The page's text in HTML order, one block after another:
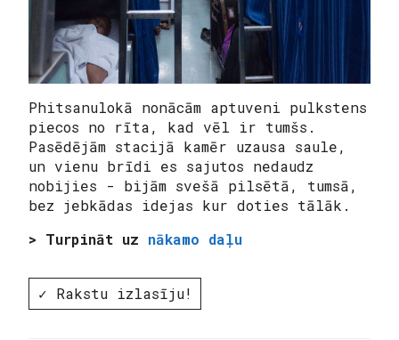
Phitsanulokā nonācām aptuveni pulkstens
piecos no rīta, kad vēl ir tumšs.
Pasēdējām stacijā kamēr uzausa saule,
un vienu brīdi es sajutos nedaudz
nobijies - bijām svešā pilsētā, tumsā,
bez jebkādas idejas kur doties tālāk.
> Turpināt uz nākamo daļu
✓ Rakstu izlasīju!